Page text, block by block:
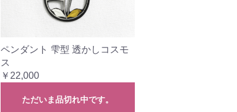
ペンダント 雫型 透かしコスモ
ス
￥22,000
ただいま品切れ中です。